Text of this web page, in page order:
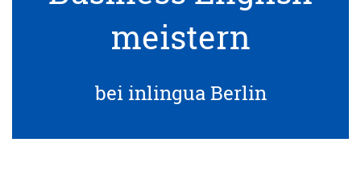
meistern
bei inlingua Berlin